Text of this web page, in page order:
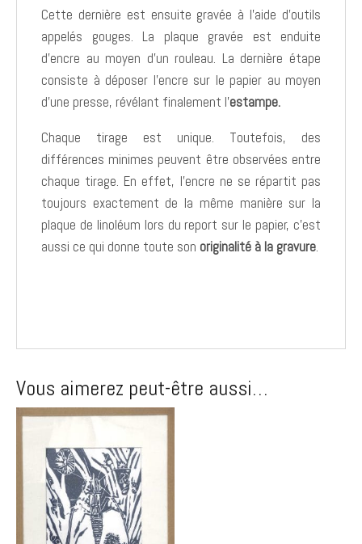
Cette dernière est ensuite gravée à l'aide d'outils
appelés gouges. La plaque gravée est enduite
d'encre au moyen d'un rouleau. La dernière étape
consiste à déposer l'encre sur le papier au moyen
d'une presse, révélant finalement l'estampe.
Chaque tirage est unique. Toutefois, des
différences minimes peuvent être observées entre
chaque tirage. En effet, l'encre ne se répartit pas
toujours exactement de la même manière sur la
plaque de linoléum lors du report sur le papier, c'est
aussi ce qui donne toute son originalité à la gravure.
Vous aimerez peut-être aussi…